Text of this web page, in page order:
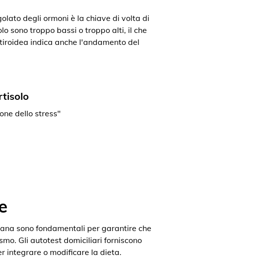
degli ormoni è la chiave di volta di
sono troppo bassi o troppo alti, il che
indica anche l'andamento del
dello stress"
sono fondamentali per garantire che
Gli autotest domiciliari forniscono
integrare o modificare la dieta.